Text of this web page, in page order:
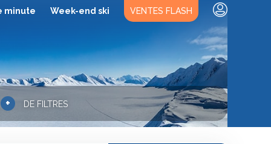
minute Week-end ski VENTES FLASH
+ DE FILTRES